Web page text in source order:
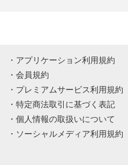
アプリケーション利用規約
会員規約
プレミアムサービス利用規約
特定商法取引に基づく表記
個人情報の取扱いについて
ソーシャルメディア利用規約